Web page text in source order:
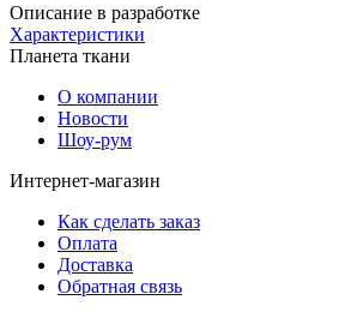
Описание в разработке
Характеристики
Планета ткани
О компании
Новости
Шоу-рум
Интернет-магазин
Как сделать заказ
Оплата
Доставка
Обратная связь